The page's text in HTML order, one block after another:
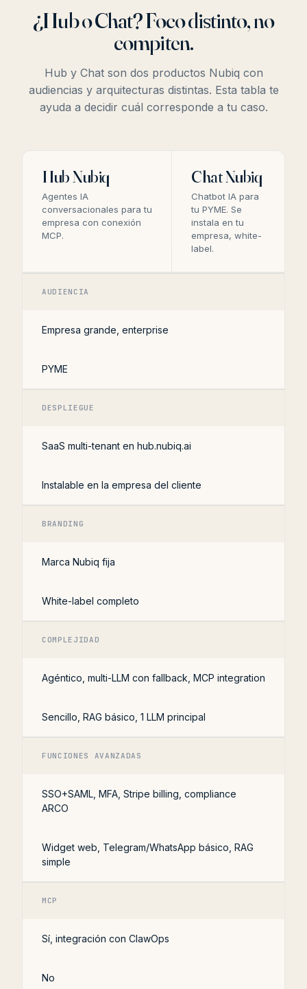
¿Hub o Chat? Foco distinto, no
compiten.
Hub y Chat son dos productos Nubiq con
audiencias y arquitecturas distintas. Esta tabla te
ayuda a decidir cuál corresponde a tu caso.
Hub Nubiq
Agentes IA
conversacionales para tu
empresa con conexión
MCP.
Chat Nubiq
Chatbot IA para
tu PYME. Se
instala en tu
empresa, white-
label.
AUDIENCIA
Empresa grande, enterprise
PYME
DESPLIEGUE
SaaS multi-tenant en hub.nubiq.ai
Instalable en la empresa del cliente
BRANDING
Marca Nubiq fija
White-label completo
COMPLEJIDAD
Agéntico, multi-LLM con fallback, MCP integration
Sencillo, RAG básico, 1 LLM principal
FUNCIONES AVANZADAS
SSO+SAML, MFA, Stripe billing, compliance
ARCO
Widget web, Telegram/WhatsApp básico, RAG
simple
MCP
Sí, integración con ClawOps
No